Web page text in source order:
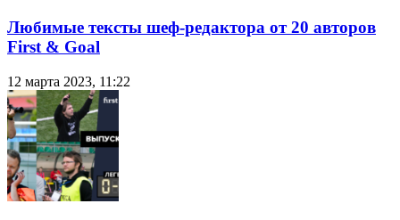
Любимые тексты шеф-редактора от 20 авторов
First & Goal
12 марта 2023, 11:22